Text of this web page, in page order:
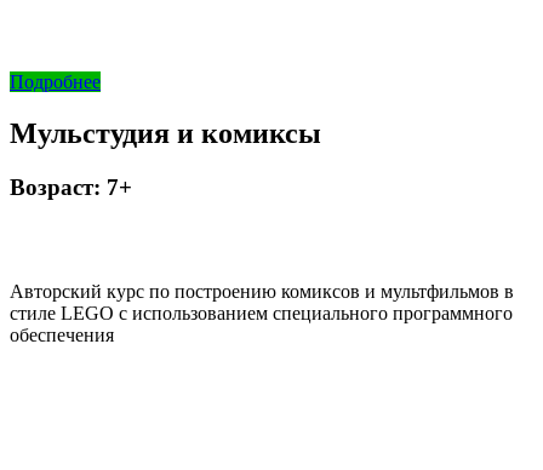
Подробнее
Мульстудия и комиксы
Возраст: 7+
Авторский курс по построению комиксов и мультфильмов в
стиле LEGO с использованием специального программного
обеспечения